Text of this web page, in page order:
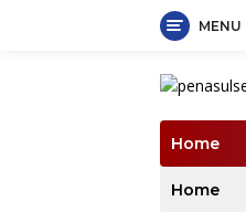
MENU
Home
Home